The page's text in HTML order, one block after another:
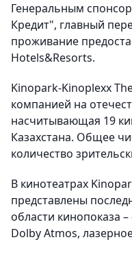
Генеральным
Кредит", главный
проживание
Hotels&Resorts.
Kinopark-Kinoplexx
компанией на
насчитывающая 19
Казахстана. Общее
количество
В кинотеатрах
представлены
области кинопоказа
Dolby Atmos,